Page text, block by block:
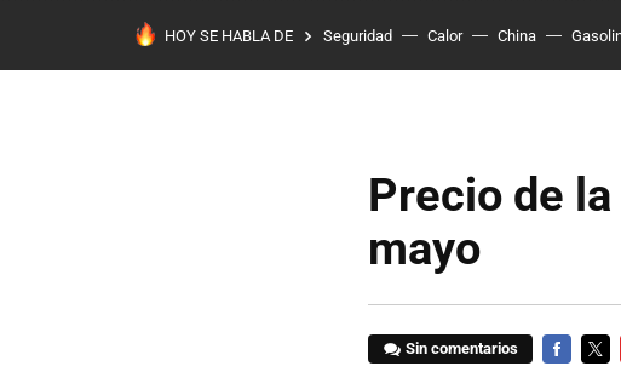
HOY SE HABLA DE Seguridad Calor China
Precio de
mayo
Sin comentarios